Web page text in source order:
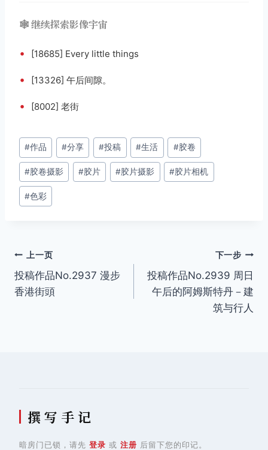
🕸️ 继续探索影像宇宙
• [18685] Every little things
• [13326] 午后间隙。
• [8002] 老街
文
章
标
签：
#作品 #分享 #投稿 #生活 #胶卷
#胶卷摄影 #胶片 #胶片摄影 #胶片相机
#色彩
文
章
上一页
投稿作品No.2937 漫步
香港街頭
下一步
投稿作品No.2939 周日
午后的阿姆斯特丹－建
筑与行人
撰 写 手 记
暗房门已锁，请先 登录 或 注册 后留下您的印记。